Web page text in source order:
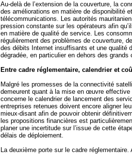
Au‑delà de l’extension de la couverture, la
des améliorations en matière de disponibilité
télécommunications. Les autorités
pression constante sur les opérateurs afin
en matière de qualité de service. Les
régulièrement des problèmes de couverture,
des débits Internet insuffisants et une qualité
dégradée, en particulier en dehors des grands
Entre cadre réglementaire, calendrier et
Malgré les promesses de la connectivité
demeurent quant à la mise en œuvre effective
concerne le calendrier de lancement des
entreprises retenues doivent encore aligner
mieux‑disant afin de pouvoir obtenir
les propositions financières est
planer une incertitude sur l’issue de cette
délais de déploiement.
La deuxième porte sur le cadre réglementaire.